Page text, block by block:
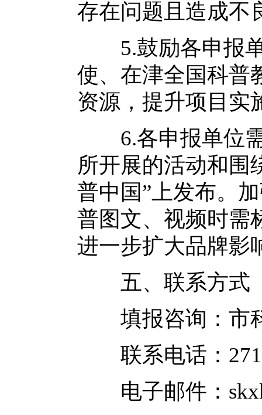
存在问题且造成不
5.鼓励各申报单
使、在津全国科普
资源，提升项目实
6.各申报单位需
所开展的活动和围
普中国”上发布。
普图文、视频时需
进一步扩大品牌影
五、联系方式
填报咨询：市
联系电话：
电子邮件：